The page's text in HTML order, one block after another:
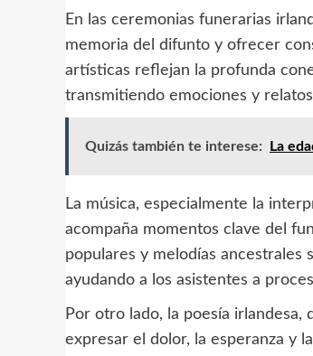
En las ceremonias funerarias
memoria del difunto y ofrecer
artísticas reflejan la profunda
transmitiendo emociones y
Quizás también te interese: La
La música, especialmente la
acompaña momentos clave del
populares y melodías
ayudando a los asistentes a
Por otro lado, la poesía
expresar el dolor, la esperanza y